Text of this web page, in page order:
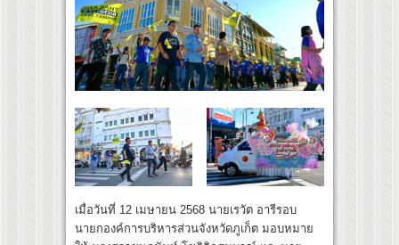
เมื่อวันที่ 12 เมษายน 2568 นายเรวัต อารีรอบ
นายกองค์การบริหารส่วนจังหวัดภูเก็ต มอบหมาย